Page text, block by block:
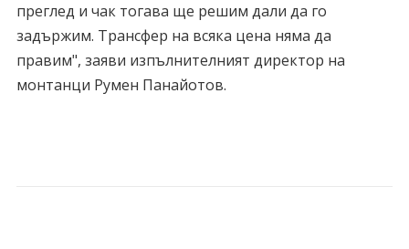
преглед и чак тогава ще решим дали да го
задържим. Трансфер на всяка цена няма да
правим", заяви изпълнителният директор на
монтанци Румен Панайотов.